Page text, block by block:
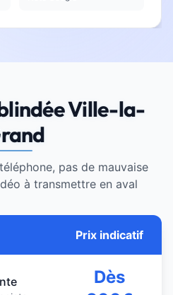
Ville-la-
pas de mauvaise
à transmettre en aval
Prix indicatif
Dès